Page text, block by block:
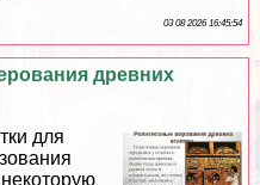
03 08 2026 16:45:54
древних
для